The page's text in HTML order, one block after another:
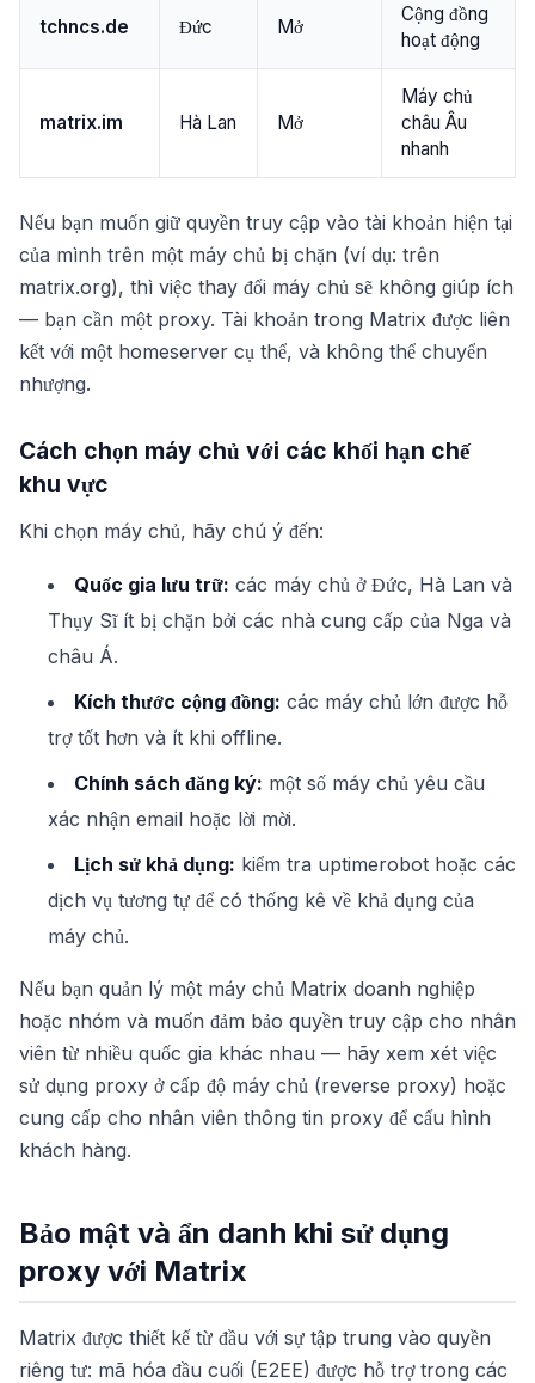
tchncs.de Đức Mở
Cộng đồng
hoạt động
matrix.im Hà Lan Mở
Máy chủ
châu Âu
nhanh
Nếu bạn muốn giữ quyền truy cập vào tài khoản hiện tại
của mình trên một máy chủ bị chặn (ví dụ: trên
matrix.org), thì việc thay đổi máy chủ sẽ không giúp ích
— bạn cần một proxy. Tài khoản trong Matrix được liên
kết với một homeserver cụ thể, và không thể chuyển
nhượng.
Cách chọn máy chủ với các khối hạn chế
khu vực
Khi chọn máy chủ, hãy chú ý đến:
Quốc gia lưu trữ: các máy chủ ở Đức, Hà Lan và
Thụy Sĩ ít bị chặn bởi các nhà cung cấp của Nga và
châu Á.
Kích thước cộng đồng: các máy chủ lớn được hỗ
trợ tốt hơn và ít khi offline.
Chính sách đăng ký: một số máy chủ yêu cầu
xác nhận email hoặc lời mời.
Lịch sử khả dụng: kiểm tra uptimerobot hoặc các
dịch vụ tương tự để có thống kê về khả dụng của
máy chủ.
Nếu bạn quản lý một máy chủ Matrix doanh nghiệp
hoặc nhóm và muốn đảm bảo quyền truy cập cho nhân
viên từ nhiều quốc gia khác nhau — hãy xem xét việc
sử dụng proxy ở cấp độ máy chủ (reverse proxy) hoặc
cung cấp cho nhân viên thông tin proxy để cấu hình
khách hàng.
Bảo mật và ẩn danh khi sử dụng
proxy với Matrix
Matrix được thiết kế từ đầu với sự tập trung vào quyền
riêng tư: mã hóa đầu cuối (E2EE) được hỗ trợ trong các